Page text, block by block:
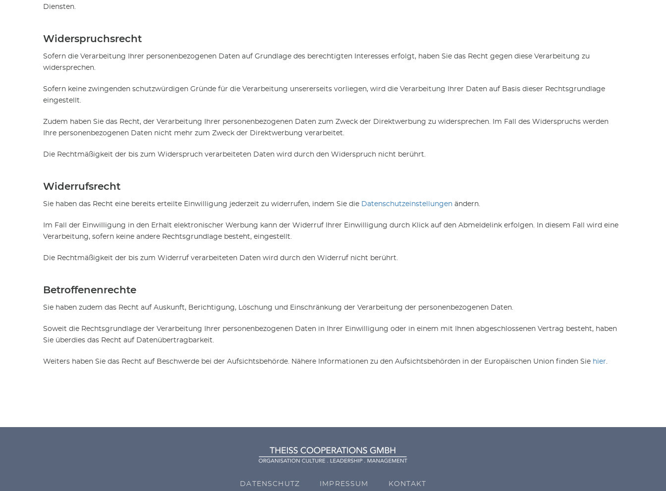
Diensten.
Widerspruchsrecht
Sofern die Verarbeitung Ihrer personenbezogenen Daten auf Grundlage des berechtigten Interesses erfolgt, haben Sie das Recht gegen diese Verarbeitung zu
widersprechen.
Sofern keine zwingenden schutzwürdigen Gründe für die Verarbeitung unsererseits vorliegen, wird die Verarbeitung Ihrer Daten auf Basis dieser Rechtsgrundlage
eingestellt.
Zudem haben Sie das Recht, der Verarbeitung Ihrer personenbezogenen Daten zum Zweck der Direktwerbung zu widersprechen. Im Fall des Widerspruchs werden
Ihre personenbezogenen Daten nicht mehr zum Zweck der Direktwerbung verarbeitet.
Die Rechtmäßigkeit der bis zum Widerspruch verarbeiteten Daten wird durch den Widerspruch nicht berührt.
Widerrufsrecht
Sie haben das Recht eine bereits erteilte Einwilligung jederzeit zu widerrufen, indem Sie die Datenschutzeinstellungen ändern.
Im Fall der Einwilligung in den Erhalt elektronischer Werbung kann der Widerruf Ihrer Einwilligung durch Klick auf den Abmeldelink erfolgen. In diesem Fall wird eine
Verarbeitung, sofern keine andere Rechtsgrundlage besteht, eingestellt.
Die Rechtmäßigkeit der bis zum Widerruf verarbeiteten Daten wird durch den Widerruf nicht berührt.
Betroffenenrechte
Sie haben zudem das Recht auf Auskunft, Berichtigung, Löschung und Einschränkung der Verarbeitung der personenbezogenen Daten.
Soweit die Rechtsgrundlage der Verarbeitung Ihrer personenbezogenen Daten in Ihrer Einwilligung oder in einem mit Ihnen abgeschlossenen Vertrag besteht, haben
Sie überdies das Recht auf Datenübertragbarkeit.
Weiters haben Sie das Recht auf Beschwerde bei der Aufsichtsbehörde. Nähere Informationen zu den Aufsichtsbehörden in der Europäischen Union finden Sie hier.
DATENSCHUTZ IMPRESSUM KONTAKT